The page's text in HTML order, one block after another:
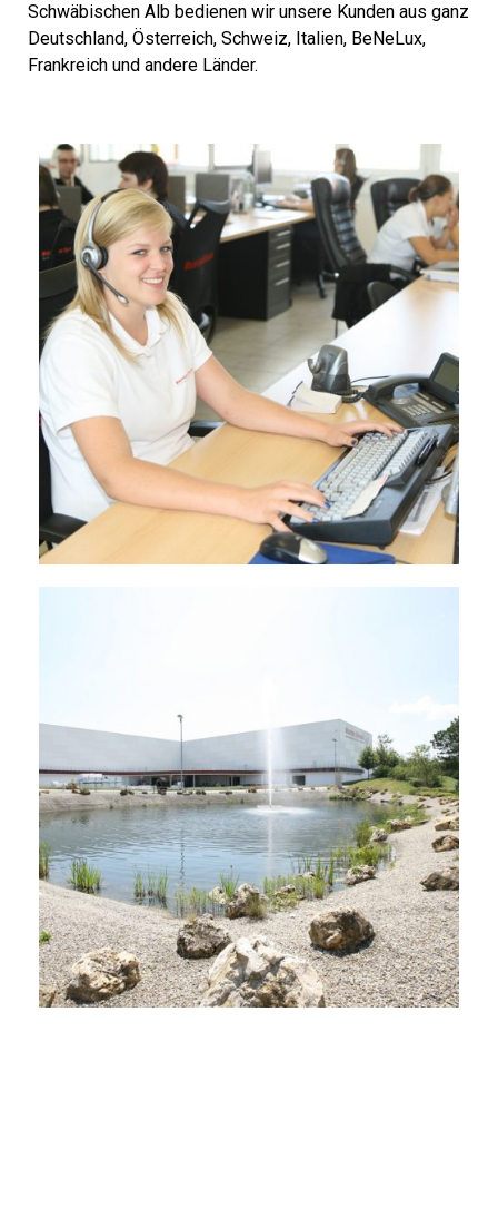
Schwäbischen Alb bedienen wir unsere Kunden aus ganz
Deutschland, Österreich, Schweiz, Italien, BeNeLux,
Frankreich und andere Länder.